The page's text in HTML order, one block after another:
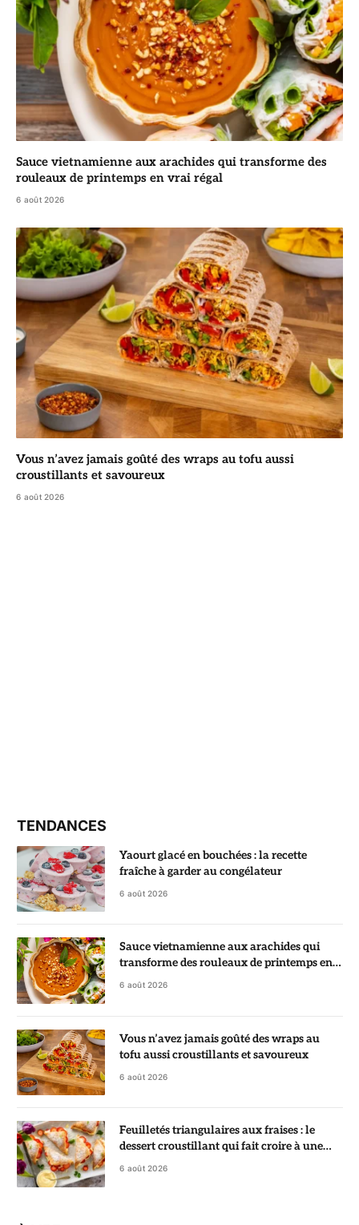
Sauce vietnamienne aux arachides qui transforme des
rouleaux de printemps en vrai régal
6 août 2026
Vous n’avez jamais goûté des wraps au tofu aussi
croustillants et savoureux
6 août 2026
TENDANCES
Yaourt glacé en bouchées : la recette
fraîche à garder au congélateur
6 août 2026
Sauce vietnamienne aux arachides qui
transforme des rouleaux de printemps en
vrai régal
6 août 2026
Vous n’avez jamais goûté des wraps au
tofu aussi croustillants et savoureux
6 août 2026
Feuilletés triangulaires aux fraises : le
dessert croustillant qui fait croire à une
pâtisserie de chef
6 août 2026